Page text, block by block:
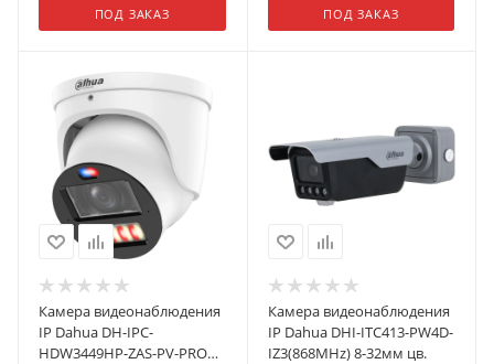
ПОД ЗАКАЗ ПОД ЗАКАЗ
Камера видеонаблюдения
IP Dahua DH-IPC-
HDW3449HP-ZAS-PV-PRO
Камера видеонаблюдения
IP Dahua DHI-ITC413-PW4D-
IZ3(868MHz) 8-32мм цв.